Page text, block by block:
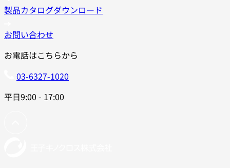
製品カタログダウンロード
お問い合わせ
お電話はこちらから
03-6327-1020
平日9:00 - 17:00